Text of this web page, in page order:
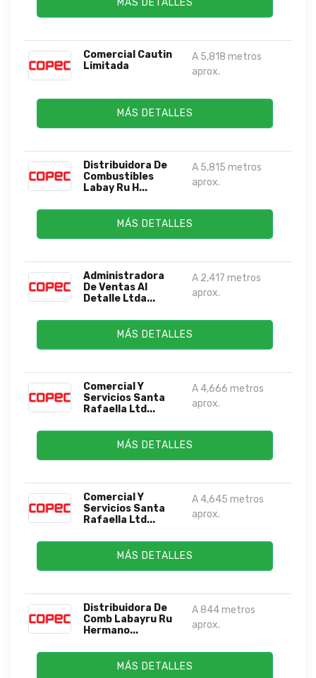
MÁS DETALLES
Comercial Cautin
Limitada
A 5,818 metros
aprox.
MÁS DETALLES
Distribuidora De
Combustibles
Labay Ru H...
A 5,815 metros
aprox.
MÁS DETALLES
Administradora
De Ventas Al
Detalle Ltda...
A 2,417 metros
aprox.
MÁS DETALLES
Comercial Y
Servicios Santa
Rafaella Ltd...
A 4,666 metros
aprox.
MÁS DETALLES
Comercial Y
Servicios Santa
Rafaella Ltd...
A 4,645 metros
aprox.
MÁS DETALLES
Distribuidora De
Comb Labayru Ru
Hermano...
A 844 metros
aprox.
MÁS DETALLES